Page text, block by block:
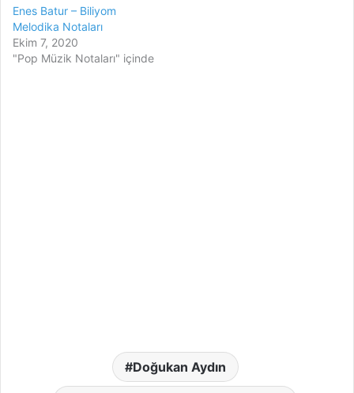
Enes Batur – Biliyom
Melodika Notaları
Ekim 7, 2020
"Pop Müzik Notaları" içinde
Doğukan Aydın